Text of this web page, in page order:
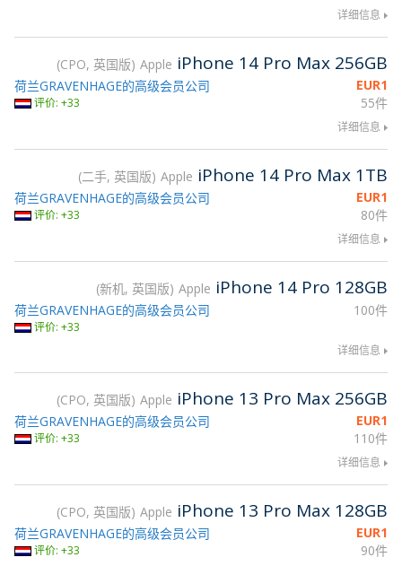
详细信息
CPO, 英国版 Apple iPhone 14 Pro Max 256GB
EUR1
55件
荷兰GRAVENHAGE的高级会员公司
评价: +33
详细信息
二手, 英国版 Apple iPhone 14 Pro Max 1TB
EUR1
80件
荷兰GRAVENHAGE的高级会员公司
评价: +33
详细信息
新机, 英国版 Apple iPhone 14 Pro 128GB
100件
荷兰GRAVENHAGE的高级会员公司
评价: +33
详细信息
CPO, 英国版 Apple iPhone 13 Pro Max 256GB
EUR1
110件
荷兰GRAVENHAGE的高级会员公司
评价: +33
详细信息
CPO, 英国版 Apple iPhone 13 Pro Max 128GB
EUR1
90件
荷兰GRAVENHAGE的高级会员公司
评价: +33